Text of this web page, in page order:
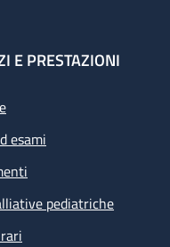
E PRESTAZIONI
esami
pediatriche